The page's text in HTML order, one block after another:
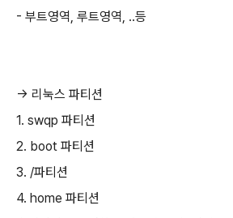
- 부트영역, 루트영역, ..등
-> 리눅스 파티션
1. swqp 파티션
2. boot 파티션
3. /파티션
4. home 파티션